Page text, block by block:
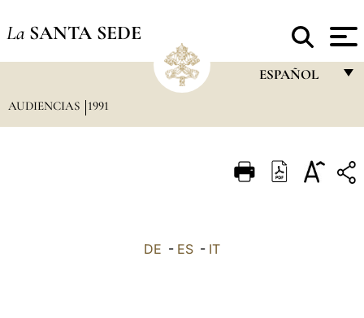
La SANTA SEDE
ESPAÑOL
ITALIANO
AUDIENCIAS 1991
DE - ES - IT